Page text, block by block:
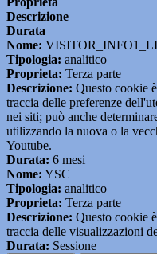
Descrizione
Durata
Nome:
Tipologia: analitico
Proprieta: Terza parte
Descrizione: Questo cookie
traccia delle preferenze
nei siti; può anche
utilizzando la nuova o la
Youtube.
Durata: 6 mesi
Nome: YSC
Tipologia: analitico
Proprieta: Terza parte
Descrizione: Questo cookie
traccia delle visualizzazioni
Durata: Sessione